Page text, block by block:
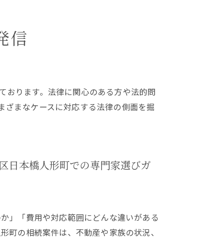
信
おります。法律に関心のある方や法的問
まなケースに対応する法律の側面を掘
日本橋人形町での専門家選びガ
」「費用や対応範囲にどんな違いがある
町の相続案件は、不動産や家族の状況、